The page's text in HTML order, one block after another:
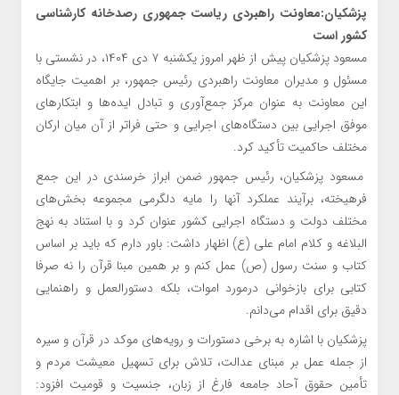
پزشکیان:معاونت راهبردی ریاست جمهوری رصدخانه کارشناسی
کشور است
مسعود پزشکیان پیش از ظهر امروز یکشنبه ۷ دی ۱۴۰۴، در نشستی با
مسئول و مدیران معاونت راهبردی رئیس جمهور، بر اهمیت جایگاه
این معاونت به عنوان مرکز جمع‌آوری و تبادل ایده‌ها و ابتکارهای
موفق اجرایی بین دستگاه‌های اجرایی و حتی فراتر از آن میان ارکان
مختلف حاکمیت تأکید کرد.
مسعود پزشکیان، رئیس جمهور ضمن ابراز خرسندی در این جمع
فرهیخته، برآیند عملکرد آنها را مایه دلگرمی مجموعه بخش‌های
مختلف دولت و دستگاه اجرایی کشور عنوان کرد و با استناد به نهج
البلاغه و کلام امام علی (ع) اظهار داشت: باور دارم که باید بر اساس
کتاب و سنت رسول (ص) عمل کنم و بر همین مبنا قرآن را نه صرفا
کتابی برای بازخوانی درمورد اموات، بلکه دستورالعمل و راهنمایی
دقیق برای اقدام می‌دانم.
پزشکیان با اشاره به برخی دستورات و رویه‌های موکد در قرآن و سیره
از جمله عمل بر مبنای عدالت، تلاش برای تسهیل معیشت مردم و
تأمین حقوق آحاد جامعه فارغ از زبان، جنسیت و قومیت افزود: